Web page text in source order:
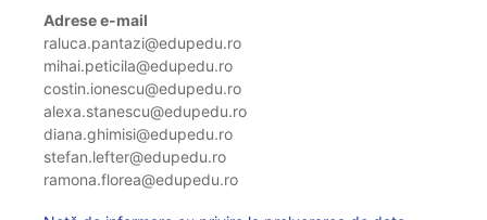
Adrese e-mail
raluca.pantazi@edupedu.ro
mihai.peticila@edupedu.ro
costin.ionescu@edupedu.ro
alexa.stanescu@edupedu.ro
diana.ghimisi@edupedu.ro
stefan.lefter@edupedu.ro
ramona.florea@edupedu.ro